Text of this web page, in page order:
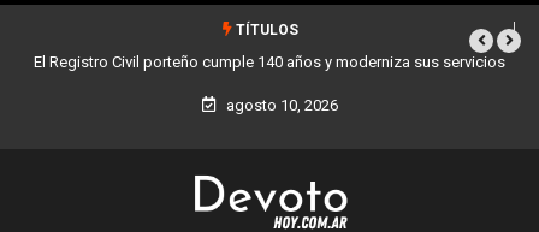
TÍTULOS
Buenos Aires sumó 12 nuevos Bares Notables y ya son 90 en toda
la Ciudad
agosto 10, 2026